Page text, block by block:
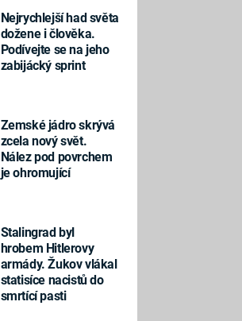
Nejrychlejší had světa
dožene i člověka.
Podívejte se na jeho
zabijácký sprint
Zemské jádro skrývá
zcela nový svět.
Nález pod povrchem
je ohromující
Stalingrad byl
hrobem Hitlerovy
armády. Žukov vlákal
statisíce nacistů do
smrtící pasti